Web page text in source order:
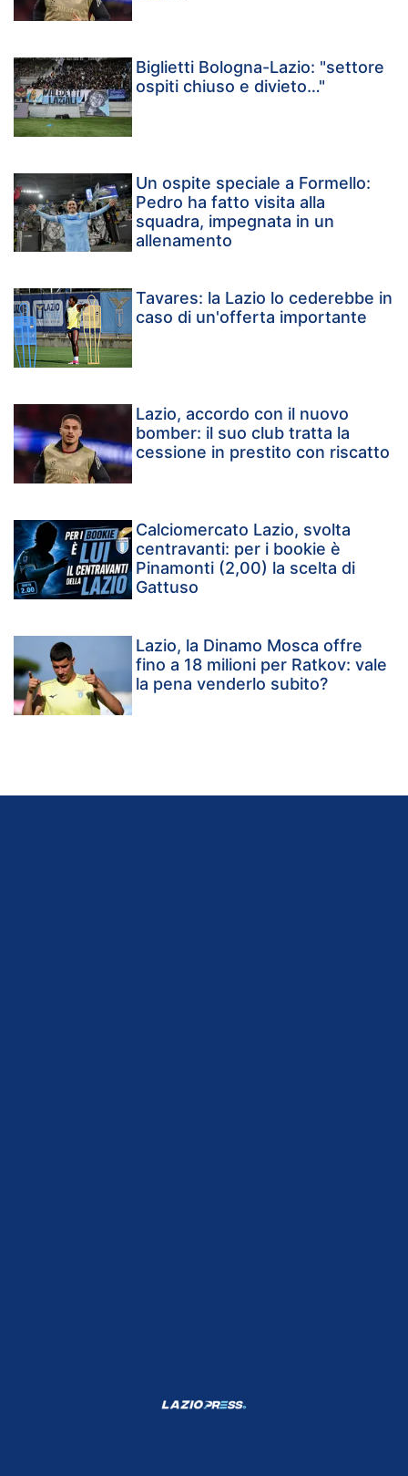
Biglietti Bologna-Lazio: "settore
ospiti chiuso e divieto…"
Un ospite speciale a Formello:
Pedro ha fatto visita alla
squadra, impegnata in un
allenamento
Tavares: la Lazio lo cederebbe in
caso di un'offerta importante
Lazio, accordo con il nuovo
bomber: il suo club tratta la
cessione in prestito con riscatto
Calciomercato Lazio, svolta
centravanti: per i bookie è
Pinamonti (2,00) la scelta di
Gattuso
Lazio, la Dinamo Mosca offre
fino a 18 milioni per Ratkov: vale
la pena venderlo subito?